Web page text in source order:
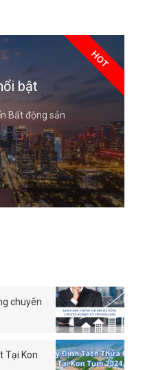
bật
Bất động sản
HOT
chuyên
Tại Kon